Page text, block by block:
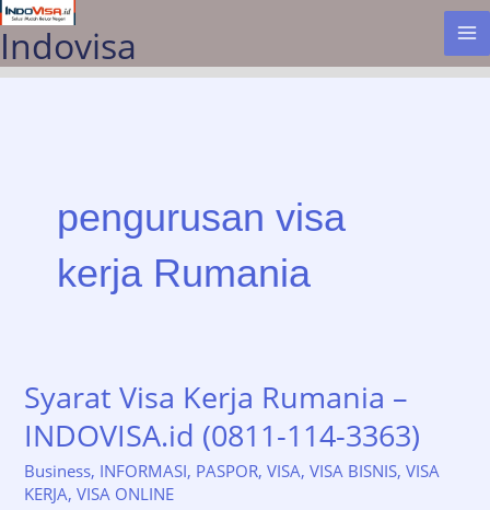
Lewati
ke
konten
Indovisa
pengurusan visa
kerja Rumania
Syarat Visa Kerja Rumania –
INDOVISA.id (0811-114-3363)
Business, INFORMASI, PASPOR,VISA,VISA BISNIS,VISA
KERJA,VISA ONLINE